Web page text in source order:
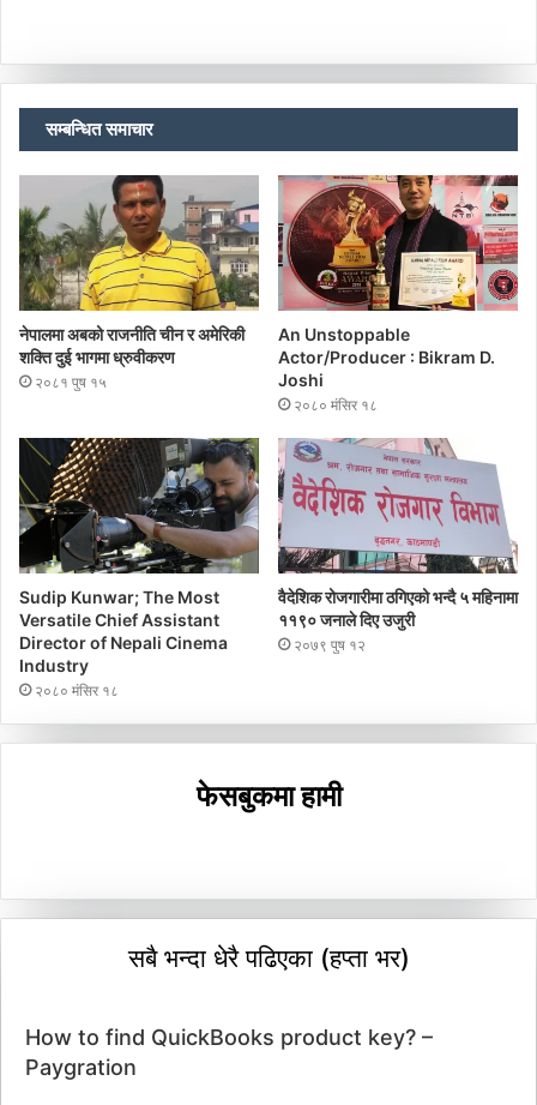
सम्बन्धित समाचार
नेपालमा अबको राजनीति चीन र अमेरिकी
शक्ति दुई भागमा ध्रुवीकरण
२०८१ पुष १५
An Unstoppable
Actor/Producer : Bikram D.
Joshi
२०८० मंसिर १८
Sudip Kunwar; The Most
Versatile Chief Assistant
Director of Nepali Cinema
Industry
२०८० मंसिर १८
वैदेशिक रोजगारीमा ठगिएको भन्दै ५ महिनामा
११९० जनाले दिए उजुरी
२०७९ पुष १२
फेसबुकमा हामी
सबै भन्दा धेरै पढिएका (हप्ता भर)
How to find QuickBooks product key? –
Paygration